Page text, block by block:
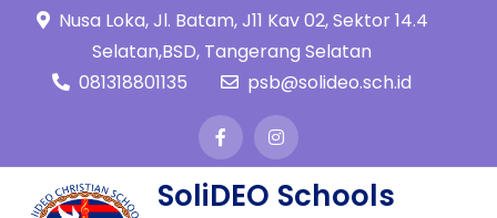
Nusa Loka, Jl. Batam, J11 Kav 02, Sektor 14.4
Selatan,BSD, Tangerang Selatan
081318801135
psb@solideo.sch.id
SoliDEO Schools